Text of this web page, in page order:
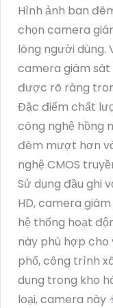
Hình ảnh ban
chọn camera
lòng người dùng.
camera giám
được rõ ràng
Đặc điểm chất
công nghệ hồng
đêm mượt hơn
nghệ CMOS
Sử dụng đầu ghi
HD, camera
hệ thống hoạt
này phù hợp cho
phố, công trình
dụng trong kho
loại, camera này